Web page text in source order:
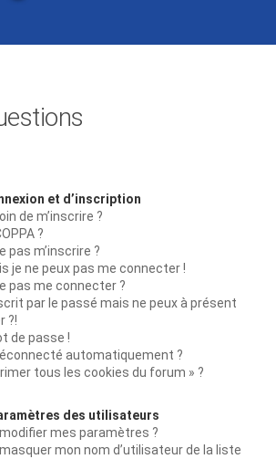
et d’inscription
de m’inscrire ?
?
pas m’inscrire ?
je ne peux pas me connecter !
pas me connecter ?
par le passé mais ne peux à présent
?!
de passe !
automatiquement ?
tous les cookies du forum » ?
des utilisateurs
mes paramètres ?
mon nom d’utilisateur de la liste